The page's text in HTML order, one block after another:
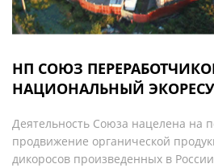
НП СОЮЗ
НАЦИОНАЛЬНЫЙ
Деятельность Союза нацелена на
продвижение органической
дикоросов произведенных в